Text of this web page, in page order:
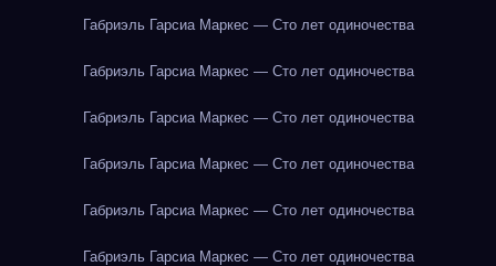
Габриэль Гарсиа Маркес — Сто лет одиночества
Габриэль Гарсиа Маркес — Сто лет одиночества
Габриэль Гарсиа Маркес — Сто лет одиночества
Габриэль Гарсиа Маркес — Сто лет одиночества
Габриэль Гарсиа Маркес — Сто лет одиночества
Габриэль Гарсиа Маркес — Сто лет одиночества